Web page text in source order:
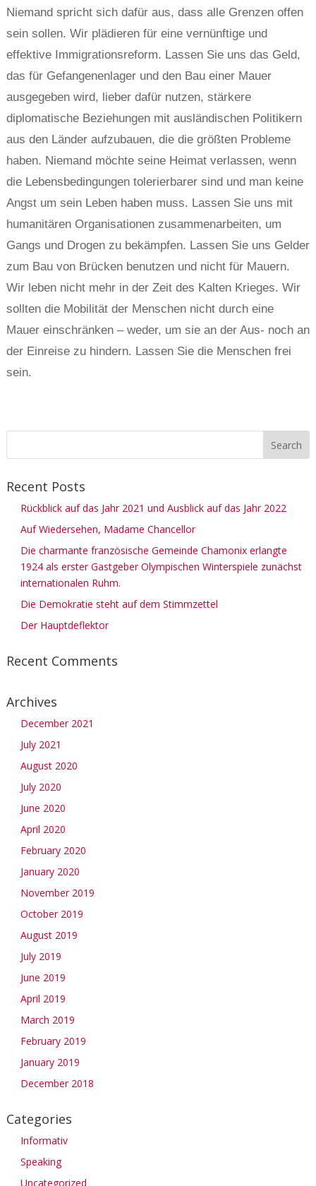
Niemand spricht sich dafür aus, dass alle Grenzen offen
sein sollen. Wir plädieren für eine vernünftige und
effektive Immigrationsreform. Lassen Sie uns das Geld,
das für Gefangenenlager und den Bau einer Mauer
ausgegeben wird, lieber dafür nutzen, stärkere
diplomatische Beziehungen mit ausländischen Politikern
aus den Länder aufzubauen, die die größten Probleme
haben. Niemand möchte seine Heimat verlassen, wenn
die Lebensbedingungen tolerierbarer sind und man keine
Angst um sein Leben haben muss. Lassen Sie uns mit
humanitären Organisationen zusammenarbeiten, um
Gangs und Drogen zu bekämpfen. Lassen Sie uns Gelder
zum Bau von Brücken benutzen und nicht für Mauern.
Wir leben nicht mehr in der Zeit des Kalten Krieges. Wir
sollten die Mobilität der Menschen nicht durch eine
Mauer einschränken – weder, um sie an der Aus- noch an
der Einreise zu hindern. Lassen Sie die Menschen frei
sein.
Recent Posts
Rückblick auf das Jahr 2021 und Ausblick auf das Jahr 2022
Auf Wiedersehen, Madame Chancellor
Die charmante französische Gemeinde Chamonix erlangte
1924 als erster Gastgeber Olympischen Winterspiele zunächst
internationalen Ruhm.
Die Demokratie steht auf dem Stimmzettel
Der Hauptdeflektor
Recent Comments
Archives
December 2021
July 2021
August 2020
July 2020
June 2020
April 2020
February 2020
January 2020
November 2019
October 2019
August 2019
July 2019
June 2019
April 2019
March 2019
February 2019
January 2019
December 2018
Categories
Informativ
Speaking
Uncategorized